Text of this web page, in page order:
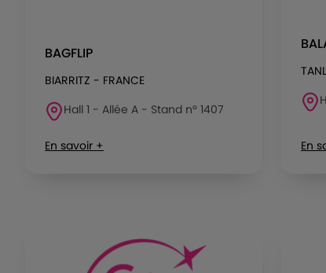
BAGFLIP
BIARRITZ - FRANCE
Hall 1 - Allée A - Stand n° 1407
En savoir + En